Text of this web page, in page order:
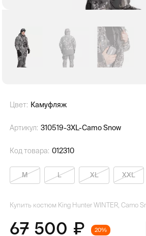
Цвет: Камуфляж
Артикул: 310519-3XL-Camo Snow
Код товара: 012310
M L XL XXL
Купить костюм King Hunter WINTER, Camo
67 500 20%